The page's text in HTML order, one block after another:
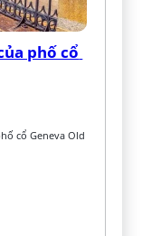
phố cổ
cổ Geneva Old